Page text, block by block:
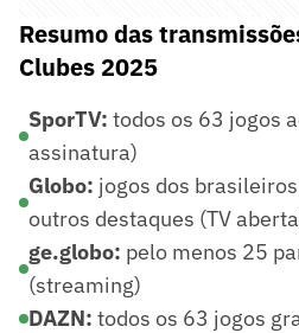
Resumo das
Clubes 2025
SporTV: todos os 63 jogos
assinatura)
Globo: jogos dos
outros destaques (TV
ge.globo: pelo menos 25
(streaming)
DAZN: todos os 63 jogos